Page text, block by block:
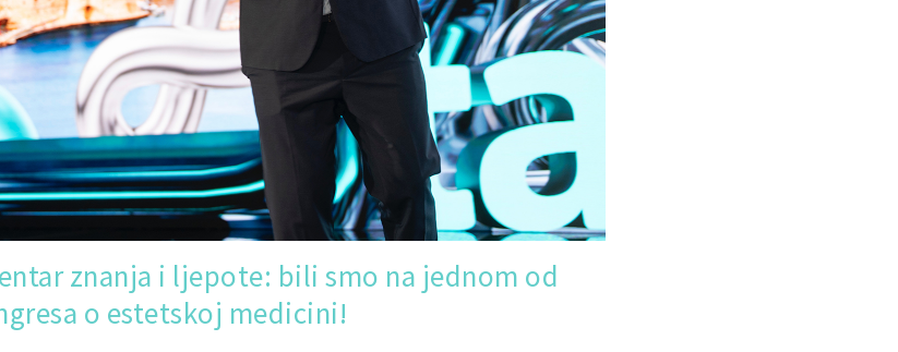
znanja i ljepote: bili smo na jednom od
o estetskoj medicini!